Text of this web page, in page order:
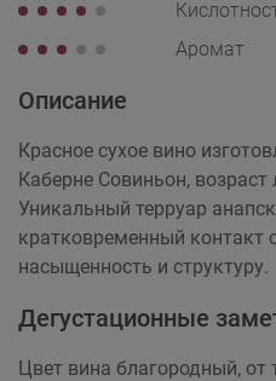
Аромат
Описание
Красное сухое вино
Каберне Совиньон, возраст
Уникальный терруар
кратковременный контакт
насыщенность и структуру.
Дегустационные
Цвет вина благородный, от